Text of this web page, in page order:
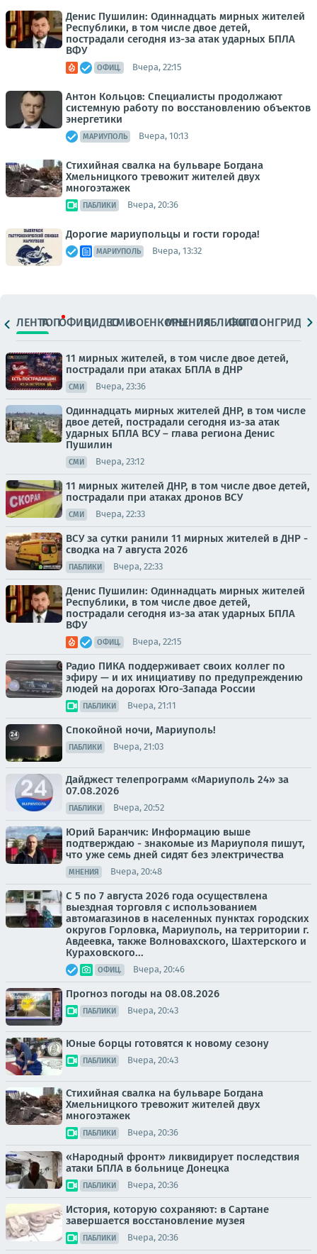
Денис Пушилин: Одиннадцать мирных жителей
Республики, в том числе двое детей,
пострадали сегодня из-за атак ударных БПЛА
ВФУ
ОФИЦ. Вчера, 22:15
Антон Кольцов: Специалисты продолжают
системную работу по восстановлению объектов
энергетики
МАРИУПОЛЬ Вчера, 10:13
Стихийная свалка на бульваре Богдана
Хмельницкого тревожит жителей двух
многоэтажек
ПАБЛИКИ Вчера, 20:36
Дорогие мариупольцы и гости города!
МАРИУПОЛЬ Вчера, 13:32
ЛЕНТАТОПОФИЦ.ВИДЕОСМИВОЕНКОРЫМНЕНИЯПАБЛИКИ
ФОТОЛОНГРИДЫ
11 мирных жителей, в том числе двое детей,
пострадали при атаках БПЛА в ДНР
СМИ Вчера, 23:36
Одиннадцать мирных жителей ДНР, в том числе
двое детей, пострадали сегодня из-за атак
ударных БПЛА ВСУ – глава региона Денис
Пушилин
СМИ Вчера, 23:12
11 мирных жителей ДНР, в том числе двое детей,
пострадали при атаках дронов ВСУ
СМИ Вчера, 22:33
ВСУ за сутки ранили 11 мирных жителей в ДНР -
сводка на 7 августа 2026
ПАБЛИКИ Вчера, 22:33
Денис Пушилин: Одиннадцать мирных жителей
Республики, в том числе двое детей,
пострадали сегодня из-за атак ударных БПЛА
ВФУ
ОФИЦ. Вчера, 22:15
Радио ПИКА поддерживает своих коллег по
эфиру — и их инициативу по предупреждению
людей на дорогах Юго-Запада России
ПАБЛИКИ Вчера, 21:11
Спокойной ночи, Мариуполь!
ПАБЛИКИ Вчера, 21:03
Дайджест телепрограмм «Мариуполь 24» за
07.08.2026
ПАБЛИКИ Вчера, 20:52
Юрий Баранчик: Информацию выше
подтверждаю - знакомые из Мариуполя пишут,
что уже семь дней сидят без электричества
МНЕНИЯ Вчера, 20:48
С 5 по 7 августа 2026 года осуществлена
выездная торговля с использованием
автомагазинов в населенных пунктах городских
округов Горловка, Мариуполь, на территории г.
Авдеевка, также Волновахского, Шахтерского и
Кураховского...
ОФИЦ. Вчера, 20:46
Прогноз погоды на 08.08.2026
ПАБЛИКИ Вчера, 20:43
Юные борцы готовятся к новому сезону
ПАБЛИКИ Вчера, 20:43
Стихийная свалка на бульваре Богдана
Хмельницкого тревожит жителей двух
многоэтажек
ПАБЛИКИ Вчера, 20:36
«Народный фронт» ликвидирует последствия
атаки БПЛА в больнице Донецка
ПАБЛИКИ Вчера, 20:36
История, которую сохраняют: в Сартане
завершается восстановление музея
ПАБЛИКИ Вчера, 20:36